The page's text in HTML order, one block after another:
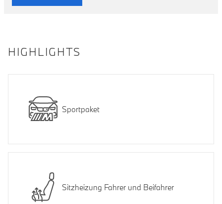
HIGHLIGHTS
Sportpaket
Sitzheizung Fahrer und Beifahrer